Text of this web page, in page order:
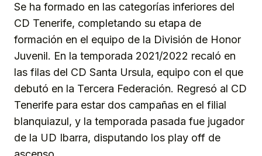
Se ha formado en las categorías inferiores del
CD Tenerife, completando su etapa de
formación en el equipo de la División de Honor
Juvenil. En la temporada 2021/2022 recaló en
las filas del CD Santa Ursula, equipo con el que
debutó en la Tercera Federación. Regresó al CD
Tenerife para estar dos campañas en el filial
blanquiazul, y la temporada pasada fue jugador
de la UD Ibarra, disputando los play off de